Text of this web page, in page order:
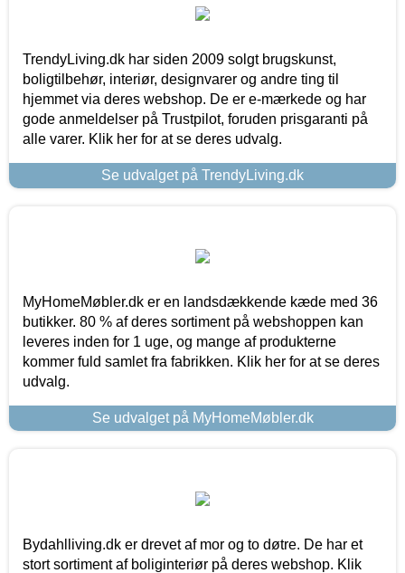
TrendyLiving.dk har siden 2009 solgt brugskunst,
boligtilbehør, interiør, designvarer og andre ting til
hjemmet via deres webshop. De er e-mærkede og har
gode anmeldelser på Trustpilot, foruden prisgaranti på
alle varer. Klik her for at se deres udvalg.
Se udvalget på TrendyLiving.dk
MyHomeMøbler.dk er en landsdækkende kæde med 36
butikker. 80 % af deres sortiment på webshoppen kan
leveres inden for 1 uge, og mange af produkterne
kommer fuld samlet fra fabrikken. Klik her for at se deres
udvalg.
Se udvalget på MyHomeMøbler.dk
Bydahlliving.dk er drevet af mor og to døtre. De har et
stort sortiment af boliginteriør på deres webshop. Klik